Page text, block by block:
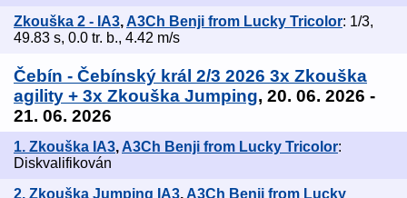
Zkouška 2 - IA3,A3Ch Benji from Lucky Tricolor: 1/3,
49.83 s, 0.0 tr. b., 4.42 m/s
Čebín - Čebínský král 2/3 2026 3x Zkouška
agility + 3x Zkouška Jumping, 20. 06. 2026 -
21. 06. 2026
1. Zkouška IA3, A3Ch Benji from Lucky Tricolor:
Diskvalifikován
2. Zkouška Jumping IA3,A3Ch Benji from Lucky